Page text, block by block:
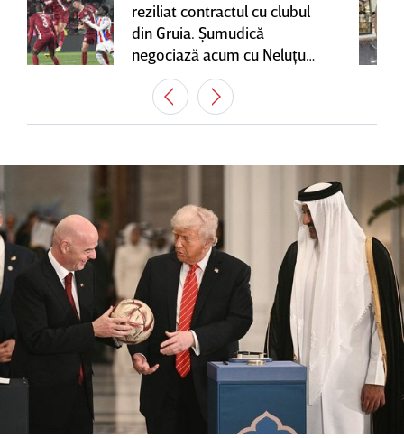
reziliat contractul cu clubul
din Gruia. Şumudică
negociază acum cu Neluţu
Varga, care mai are o
variantă pentru banca tehnică
| EXCLUSIV